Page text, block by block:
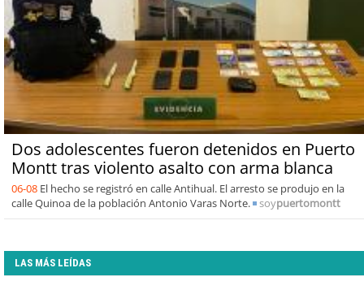
Dos adolescentes fueron detenidos en Puerto
Montt tras violento asalto con arma blanca
06-08 El hecho se registró en calle Antihual. El arresto se produjo en la
calle Quinoa de la población Antonio Varas Norte.
soypuertomontt
LAS MÁS LEÍDAS